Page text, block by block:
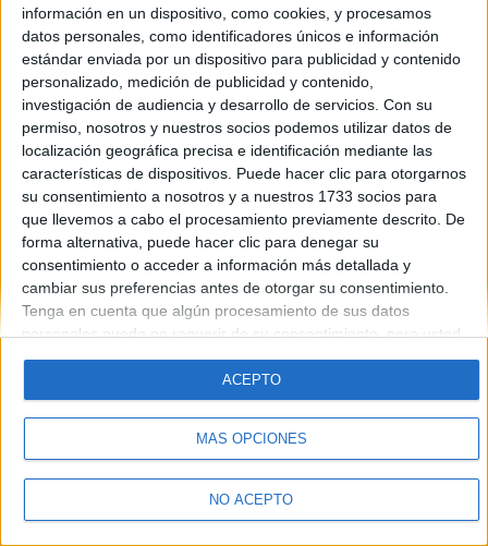
información en un dispositivo, como cookies, y procesamos
datos personales, como identificadores únicos e información
estándar enviada por un dispositivo para publicidad y contenido
personalizado, medición de publicidad y contenido,
investigación de audiencia y desarrollo de servicios. Con su
permiso, nosotros y nuestros socios podemos utilizar datos de
localización geográfica precisa e identificación mediante las
características de dispositivos. Puede hacer clic para otorgarnos
su consentimiento a nosotros y a nuestros 1733 socios para
que llevemos a cabo el procesamiento previamente descrito. De
forma alternativa, puede hacer clic para denegar su
consentimiento o acceder a información más detallada y
cambiar sus preferencias antes de otorgar su consentimiento.
Tenga en cuenta que algún procesamiento de sus datos
personales puede no requerir de su consentimiento, pero usted
tiene el derecho de rechazar tal procesamiento. Sus
preferencias se aplicarán solo a este sitio web. Puede cambiar
sus preferencias o retirar su consentimiento en cualquier
momento volviendo a este sitio y haciendo clic en el botón
"Privacidad" en la parte inferior de la página web.
MÁS OPCIONES
NO ACEPTO
ACEPTO
Blog de janiiree
Quiénes somos Contactar
Anúnciate
Aviso legal
Politica de privacidad |Condiciones generales | Política
de cookies
© 2003-2026Compás Mediterráneo S.L.- Diego de León 47 - 28006
Madrid [ESPAÑA] - Tel. +34 91 593 2767